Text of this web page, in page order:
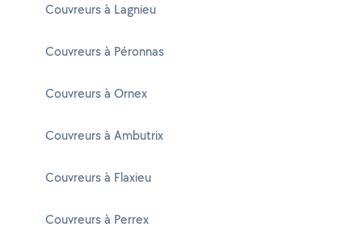
Couvreurs à Lagnieu
Couvreurs à Péronnas
Couvreurs à Ornex
Couvreurs à Ambutrix
Couvreurs à Flaxieu
Couvreurs à Perrex